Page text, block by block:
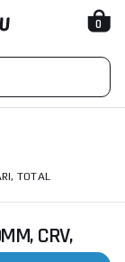
0
TOTAL
CRV,